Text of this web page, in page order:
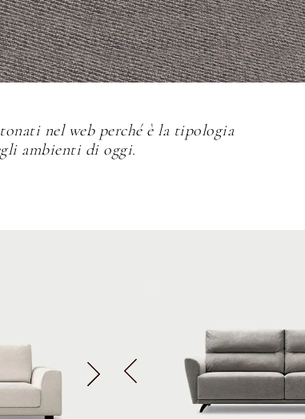
nel web perché è la tipologia
ambienti di oggi.